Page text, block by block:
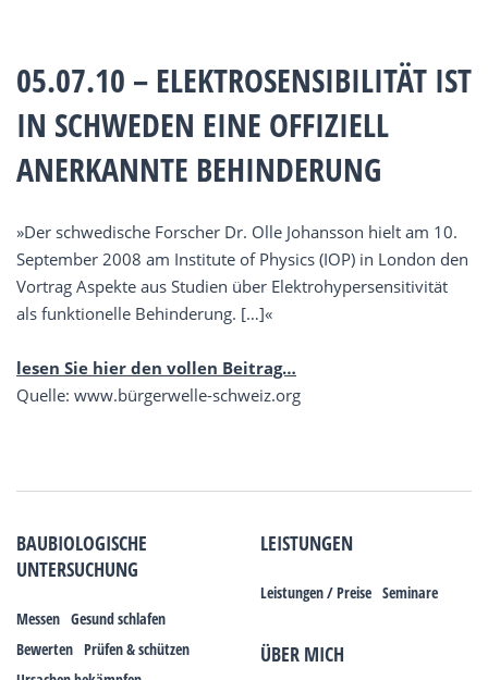
05.07.10 – ELEKTROSENSIBILITÄT IST
IN SCHWEDEN EINE OFFIZIELL
ANERKANNTE BEHINDERUNG
»Der schwedische Forscher Dr. Olle Johansson hielt am 10.
September 2008 am Institute of Physics (IOP) in London den
Vortrag Aspekte aus Studien über Elektrohypersensitivität
als funktionelle Behinderung. […]«
lesen Sie hier den vollen Beitrag…
Quelle: www.bürgerwelle-schweiz.org
BAUBIOLOGISCHE
UNTERSUCHUNG
Messen Gesund schlafen
Bewerten Prüfen & schützen
LEISTUNGEN
Leistungen / Preise Seminare
ÜBER MICH